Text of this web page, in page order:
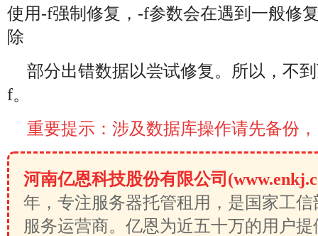
使用-f强制修复，-f参数会在遇到一般修
除
部分出错数据以尝试修复。所以，不
f。
重要提示：涉及数据库操作请先备份
河南亿恩科技股份有限公司
年，专注服务器托管租用，是国家工
服务运营商。亿恩为近五十万的用户